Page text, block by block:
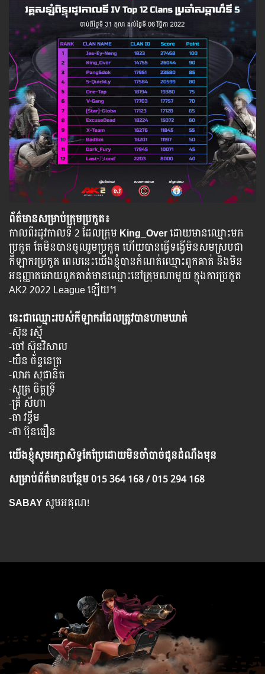
ព័ត៌មានសម្រាប់ក្រុមប្រកួត៖
កាលពីរដូវកាលទី 2 ដែលក្រុម King_Overដោយមានឈ្មោះមក
ប្រកួត តែមិនបានចូលរួមប្រកួត ហើយបានធ្វើទង្វើមិនសមស្របជា
កីឡាករប្រកួត ពេលនេះយើងខ្ញុំបានកំណត់ឈ្មោះពួកគាត់ និងមិន
អនុញ្ញាតអោយពួកគាត់មានឈ្មោះនៅក្រុមណាមួយ ក្នុងការប្រកួត
AK2 2022 League ឡើយ។
នេះជាឈ្មោះរបស់កីឡាករដែលត្រូវបានហាមឃាត់
-ស៊ុន រស្មី
-ចៅ ស៊ុនវិសាល
-យឺន ច័ន្ទនេត្រ
-លាភ សុផានិត
-សូត្រ ចិត្តទ្រី
-គ្រី សីហា
-ធា វន្ធីម
-ថា ប៊ុនធឿន
យើង​ខ្ញុំ​សូម​រក្សា​សិទ្ធ​កែ​ប្រែ​ដោយ​មិន​ចាំ​បាច់​ជូន​ដំណឹង​មុន
សម្រាប់​ព័ត៌មាន​បន្ថែម​ 015 364 168 / 015 294 168
SABAY សូមអគុណ!